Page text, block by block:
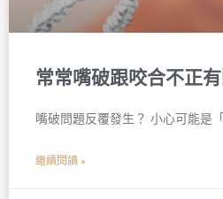
常常嘴破跟咬合不正
嘴破問題反覆發生？ 小心可能是
繼續閱讀 »